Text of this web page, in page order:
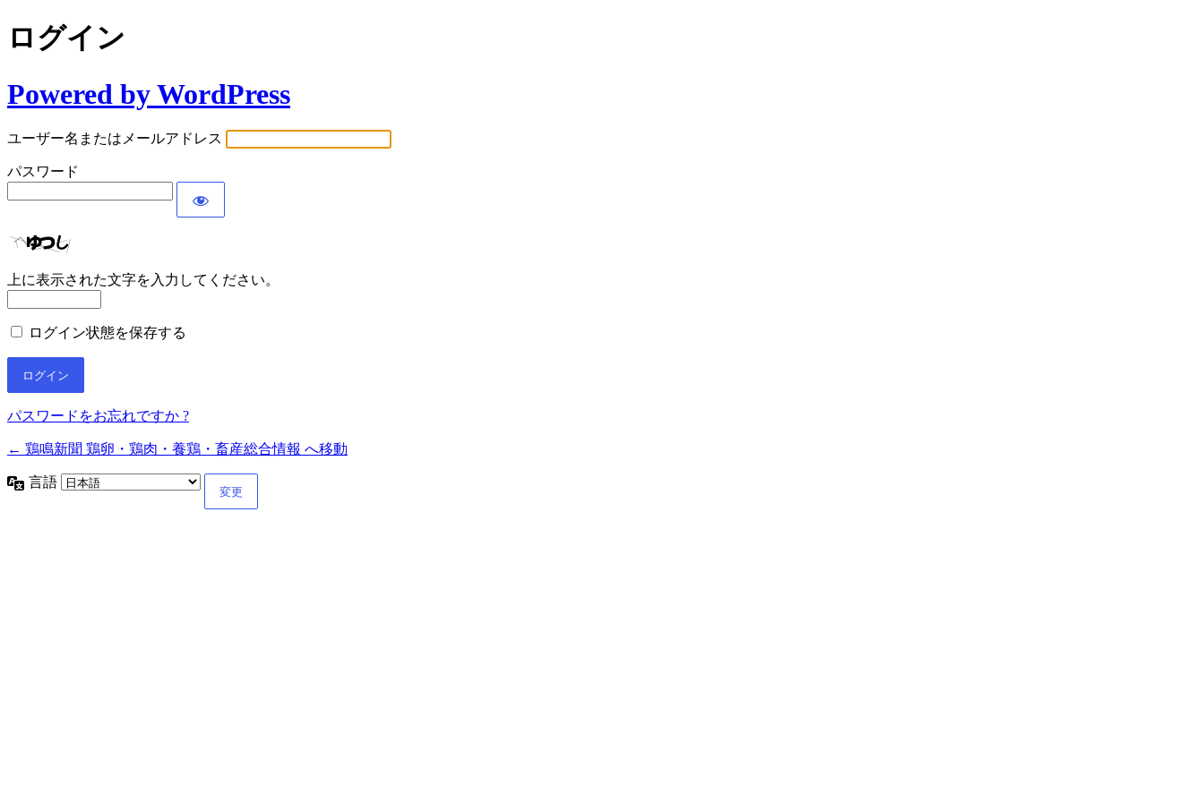
ログイン
Powered by WordPress
ユーザー名またはメールアドレス
パスワード
上に表示された文字を入力してください。
ログイン状態を保存する
パスワードをお忘れですか ?
← 鶏鳴新聞 鶏卵・鶏肉・養鶏・畜産総合情報 へ移動
言語